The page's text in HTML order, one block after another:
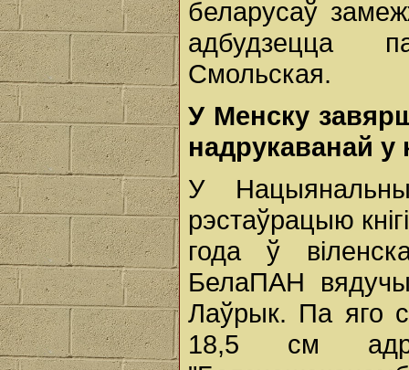
беларусаў
адбудзецца
Смольская.
У Менску
надрукаванай у
У
рэстаўрацыю
года ў
БелаПАН
Лаўрык. Па яго
18,5 см